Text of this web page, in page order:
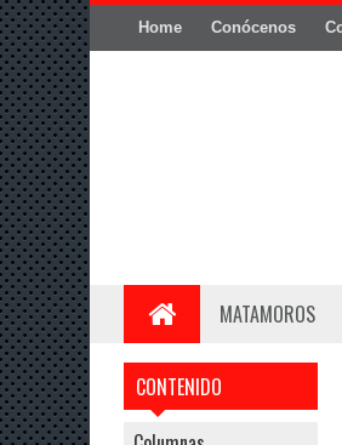
Home Conócenos
MATAMOROS
CONTENIDO